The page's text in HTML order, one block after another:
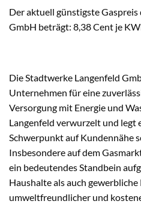
Der aktuell günstigste
GmbH beträgt: 8,38 Cent je
Die Stadtwerke Langenfeld
Unternehmen für eine
Versorgung mit Energie und
Langenfeld verwurzelt und legt
Schwerpunkt auf Kundennähe
Insbesondere auf dem
ein bedeutendes Standbein
Haushalte als auch
umweltfreundlicher und